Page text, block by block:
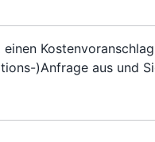
Kostenvoranschlag
)Anfrage aus und